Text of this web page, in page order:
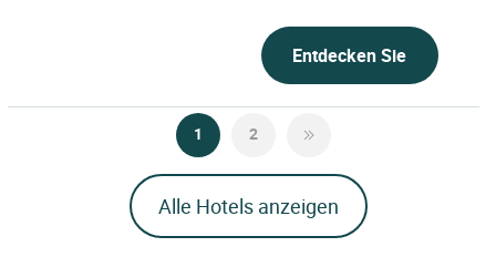
Teritoria, im Herzen des 16....
Entdecken Sie
1 2
Alle Hotels anzeigen